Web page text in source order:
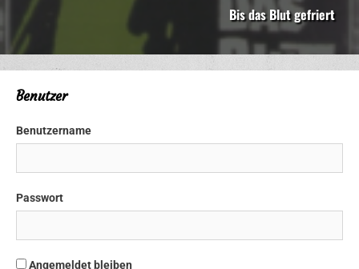
Bis das Blut gefriert
Benutzer
Benutzername
Passwort
Angemeldet bleiben